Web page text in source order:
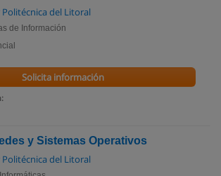
Politécnica del Litoral
de Información
Solicita información
y Sistemas Operativos
Politécnica del Litoral